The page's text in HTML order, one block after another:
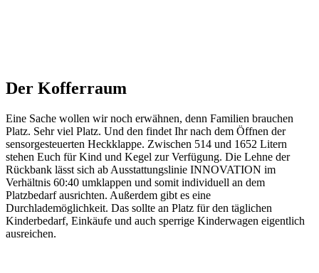
Der Kofferraum
Eine Sache wollen wir noch erwähnen, denn Familien brauchen
Platz. Sehr viel Platz. Und den findet Ihr nach dem Öffnen der
sensorgesteuerten Heckklappe. Zwischen 514 und 1652 Litern
stehen Euch für Kind und Kegel zur Verfügung. Die Lehne der
Rückbank lässt sich ab Ausstattungslinie INNOVATION im
Verhältnis 60:40 umklappen und somit individuell an dem
Platzbedarf ausrichten. Außerdem gibt es eine
Durchlademöglichkeit. Das sollte an Platz für den täglichen
Kinderbedarf, Einkäufe und auch sperrige Kinderwagen eigentlich
ausreichen.